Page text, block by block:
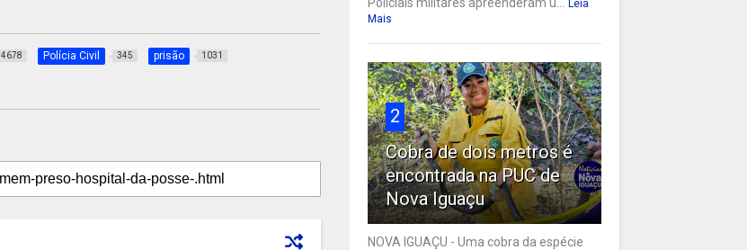
4678 Polícia Civil 345 prisão 1031
Leia
Mais
2
Cobra de dois metros é
encontrada na PUC de
Nova Iguaçu
NOVA IGUAÇU - Uma cobra da espécie